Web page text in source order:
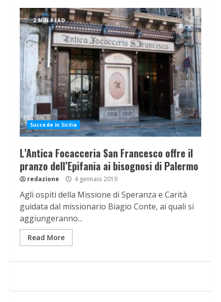
2 MIN READ
Succede in Sicilia
L’Antica Focacceria San Francesco offre il
pranzo dell’Epifania ai bisognosi di Palermo
redazione 4 gennaio 2019
Agli ospiti della Missione di Speranza e Carità
guidata dal missionario Biagio Conte, ai quali si
aggiungeranno...
Read More